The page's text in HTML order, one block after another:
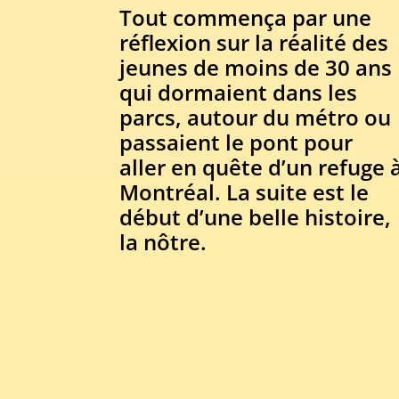
Tout commença par une
réflexion sur la réalité des
jeunes de moins de 30 ans
qui dormaient dans les
parcs, autour du métro ou
passaient le pont pour
aller en quête d’un refuge
Montréal. La suite est le
début d’une belle histoire,
la nôtre.